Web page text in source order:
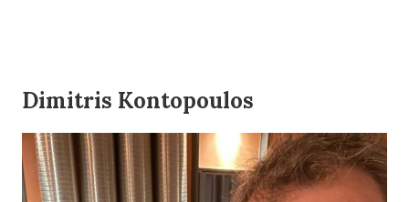
Dimitris Kontopoulos